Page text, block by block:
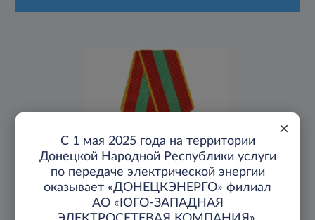
×
С 1 мая 2025 года на территории
Донецкой Народной Республики услуги
по передаче электрической энергии
оказывает «ДОНЕЦКЭНЕРГО» филиал
АО «ЮГО-ЗАПАДНАЯ
Самая массовая награда периода ВОВ, которой
награждали гражданских тружеников тыла - Медаль